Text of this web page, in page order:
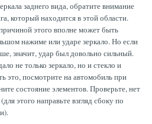
заднего вида, обратите внимание
который находится в этой области.
этого вполне может быть
нажиме или ударе зеркало. Но если
значит, удар был довольно сильный.
не только зеркало, но и стекло и
это, посмотрите на автомобиль при
состояние элементов. Проверьте, нет
этого направьте взгляд сбоку по